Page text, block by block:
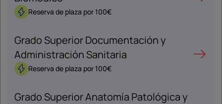
Reserva de plaza por 100€
Grado Superior Documentación y
Administración Sanitaria
Reserva de plaza por 100€
Grado Superior Anatomía Patológica y